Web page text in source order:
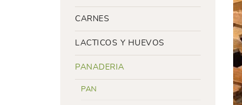
CARNES
LACTICOS Y HUEVOS
PANADERIA
PAN